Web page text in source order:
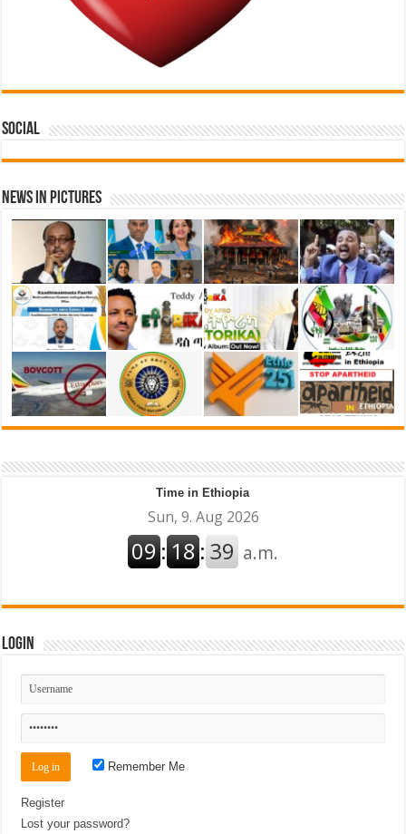
Social
News in Pictures
Time in Ethiopia
Login
Remember Me
Register
Lost your password?